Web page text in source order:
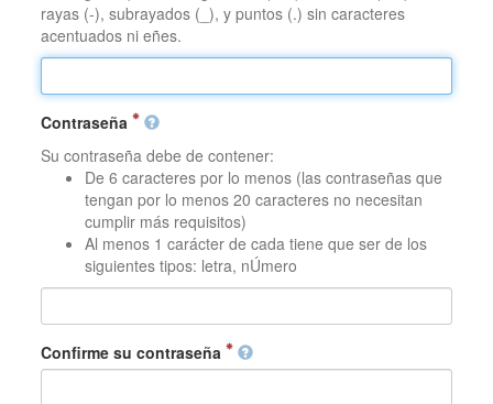
rayas (-), subrayados (_), y puntos (.) sin caracteres
acentuados ni eñes.
Contraseña
Su contraseña debe de contener:
De 6 caracteres por lo menos (las contraseñas que
tengan por lo menos 20 caracteres no necesitan
cumplir más requisitos)
Al menos 1 carácter de cada tiene que ser de los
siguientes tipos: letra, nÚmero
Confirme su contraseña